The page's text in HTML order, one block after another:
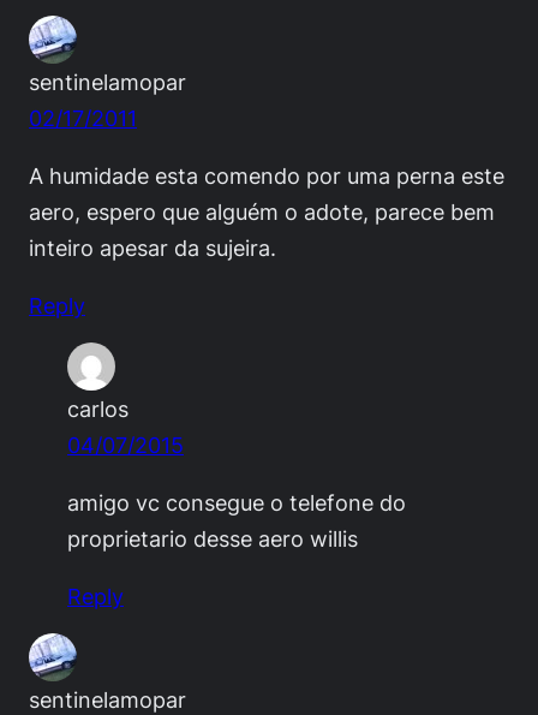
sentinelamopar
02/17/2011
A humidade esta comendo por uma perna este
aero, espero que alguém o adote, parece bem
inteiro apesar da sujeira.
Reply
carlos
04/07/2015
amigo vc consegue o telefone do
proprietario desse aero willis
Reply
sentinelamopar